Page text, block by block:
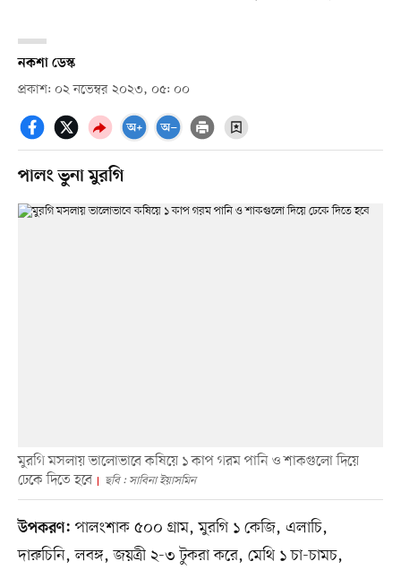
নকশা ডেস্ক
প্রকাশ: ০২ নভেম্বর ২০২৩, ০৫: ০০
পালং ভুনা মুরগি
মুরগি মসলায় ভালোভাবে কষিয়ে ১ কাপ গরম পানি ও শাকগুলো দিয়ে
ঢেকে দিতে হবে
ছবি : সাবিনা ইয়াসমিন
উপকরণ: পালংশাক ৫০০ গ্রাম, মুরগি ১ কেজি, এলাচি,
দারুচিনি, লবঙ্গ, জয়ত্রী ২-৩ টুকরা করে, মেথি ১ চা-চামচ,